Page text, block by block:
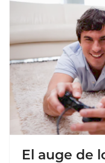
El auge de